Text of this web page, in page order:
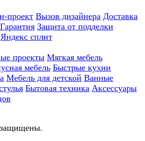
проект Вызов дизайнера Доставка
Гарантия Защита от подделки
Яндекс сплит
проекты Мягкая мебель
мебель Быстрые кухни
Мебель для детской Ванные
Бытовая техника Аксессуары